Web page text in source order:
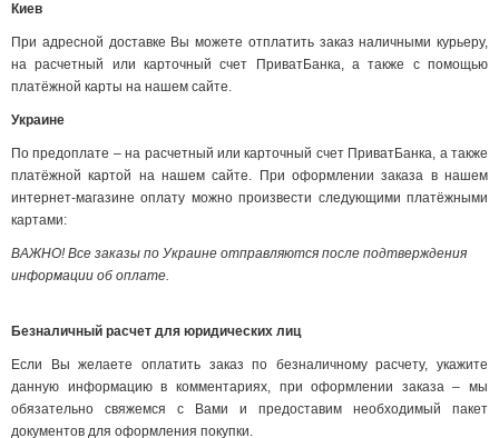
Киев
При адресной доставке Вы можете отплатить заказ наличными курьеру,
на расчетный или карточный счет ПриватБанка, а также с помощью
платёжной карты на нашем сайте.
Украине
По предоплате – на расчетный или карточный счет ПриватБанка, а также
платёжной картой на нашем сайте. При оформлении заказа в нашем
интернет-магазине оплату можно произвести следующими платёжными
картами:
ВАЖНО! Все заказы по Украине отправляются после подтверждения
информации об оплате.
Безналичный расчет для юридических лиц
Если Вы желаете оплатить заказ по безналичному расчету, укажите
данную информацию в комментариях, при оформлении заказа – мы
обязательно свяжемся с Вами и предоставим необходимый пакет
документов для оформления покупки.